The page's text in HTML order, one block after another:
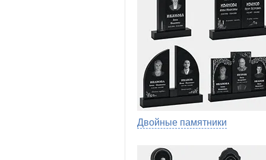
Двойные памятники